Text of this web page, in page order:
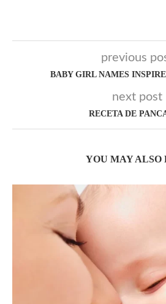
previous
BABY GIRL NAMES
next post
RECETA DE
YOU MAY ALSO